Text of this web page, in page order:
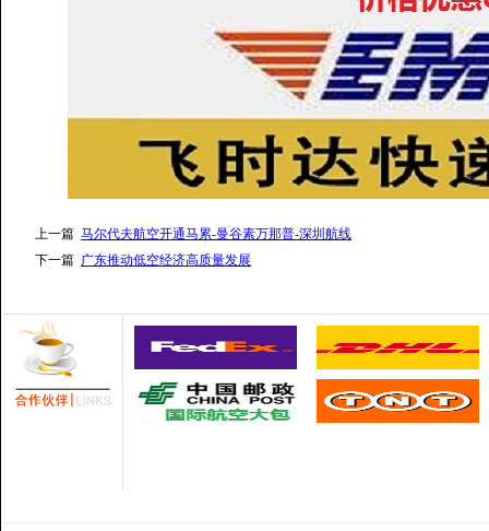
上一篇 马尔代夫航空开通马累-曼谷素万那普-深圳航线
下一篇 广东推动低空经济高质量发展